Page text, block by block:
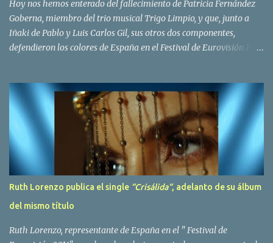
Hoy nos hemos enterado del fallecimiento de Patricia Fernández
Goberna, miembro del trio musical Trigo Limpio, y que, junto a
Iñaki de Pablo y Luis Carlos Gil, sus otros dos componentes,
defendieron los colores de España en el Festival de Eurovisión 1980
padeciendo desde hace tiempo. Patricia Fernández Goberna,
nacida en 1957, entró a formar parte de la formación musical
antes mencionada en el año 1979 sustituyendo a Amaya Saizar. Es
el año 1980 cuando son elegidos para representar a España en
Dublín donde, con su tema Quedate esta noche, obtienen el puesto
12 de 19 países. Tras esta participación graban en Estados Unidos
el disco Entrañablemente , abriendole las puertas del éxito en
America Latina, en especial en Mexico, en donde pasan largas
temporadas. En Trigo Limpio permanecerá hasta el año 1988,
Ruth Lorenzo publica el single “Crisálida“, adelanto de su álbum
del mismo título
Ruth Lorenzo, representante de España en el " Festival de